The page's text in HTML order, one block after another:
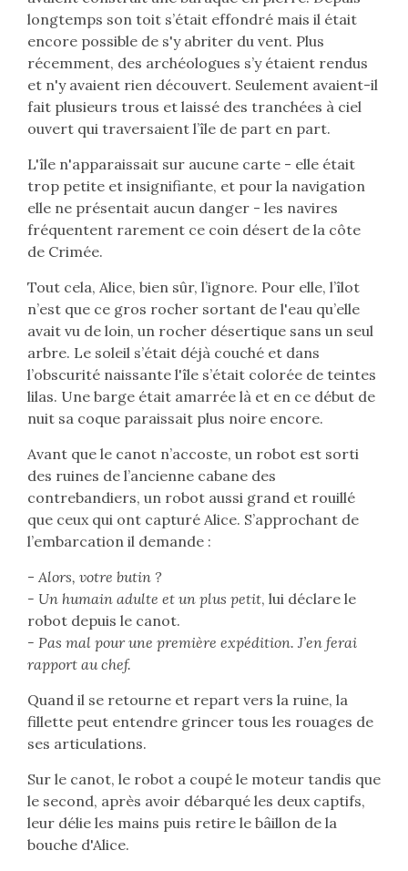
longtemps son toit s’était effondré mais il était
encore possible de s'y abriter du vent. Plus
récemment, des archéologues s’y étaient rendus
et n'y avaient rien découvert. Seulement avaient-il
fait plusieurs trous et laissé des tranchées à ciel
ouvert qui traversaient l’île de part en part.
L'île n'apparaissait sur aucune carte - elle était
trop petite et insignifiante, et pour la navigation
elle ne présentait aucun danger - les navires
fréquentent rarement ce coin désert de la côte
de Crimée.
Tout cela, Alice, bien sûr, l’ignore. Pour elle, l’îlot
n’est que ce gros rocher sortant de l'eau qu’elle
avait vu de loin, un rocher désertique sans un seul
arbre. Le soleil s’était déjà couché et dans
l’obscurité naissante l'île s’était colorée de teintes
lilas. Une barge était amarrée là et en ce début de
nuit sa coque paraissait plus noire encore.
Avant que le canot n’accoste, un robot est sorti
des ruines de l’ancienne cabane des
contrebandiers, un robot aussi grand et rouillé
que ceux qui ont capturé Alice. S’approchant de
l’embarcation il demande :
- Alors, votre butin ?
- Un humain adulte et un plus petit, lui déclare le
robot depuis le canot.
- Pas mal pour une première expédition. J’en ferai
rapport au chef.
Quand il se retourne et repart vers la ruine, la
fillette peut entendre grincer tous les rouages de
ses articulations.
Sur le canot, le robot a coupé le moteur tandis que
le second, après avoir débarqué les deux captifs,
leur délie les mains puis retire le bâillon de la
bouche d'Alice.